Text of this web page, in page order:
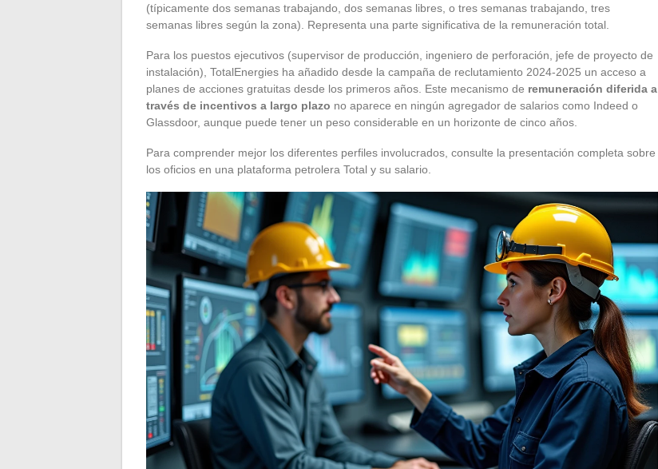
(típicamente dos semanas trabajando, dos semanas libres, o tres semanas trabajando, tres
semanas libres según la zona). Representa una parte significativa de la remuneración total.
Para los puestos ejecutivos (supervisor de producción, ingeniero de perforación, jefe de proyecto de
instalación), TotalEnergies ha añadido desde la campaña de reclutamiento 2024-2025 un acceso a
planes de acciones gratuitas desde los primeros años. Este mecanismo de remuneración diferida a
través de incentivos a largo plazo no aparece en ningún agregador de salarios como Indeed o
Glassdoor, aunque puede tener un peso considerable en un horizonte de cinco años.
Para comprender mejor los diferentes perfiles involucrados, consulte la presentación completa sobre
los oficios en una plataforma petrolera Total y su salario.